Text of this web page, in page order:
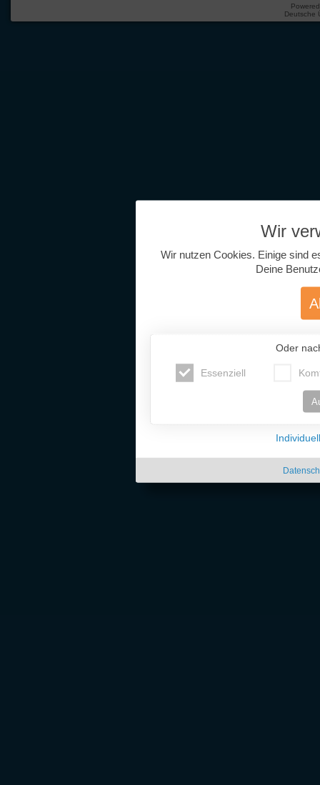
Deutsche
Wir
Wir nutzen Cookies. Einige sind
Deine
Oder
Essenziell